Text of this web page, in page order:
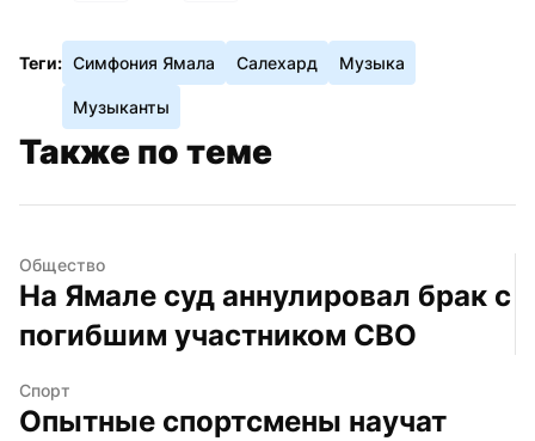
Теги: Симфония Ямала Салехард Музыка
Музыканты
Также по теме
Общество
На Ямале суд аннулировал брак с
погибшим участником СВО
Спорт
Опытные спортсмены научат